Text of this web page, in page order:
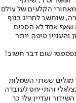
הקלעים של עולם
שנחשב לחריג בנוף
שאף אחד לא הסכים
והעניין טיפה יותר
מגלים ששתי השמלות
והתייחס לעובדה
ועדיין עלו כך